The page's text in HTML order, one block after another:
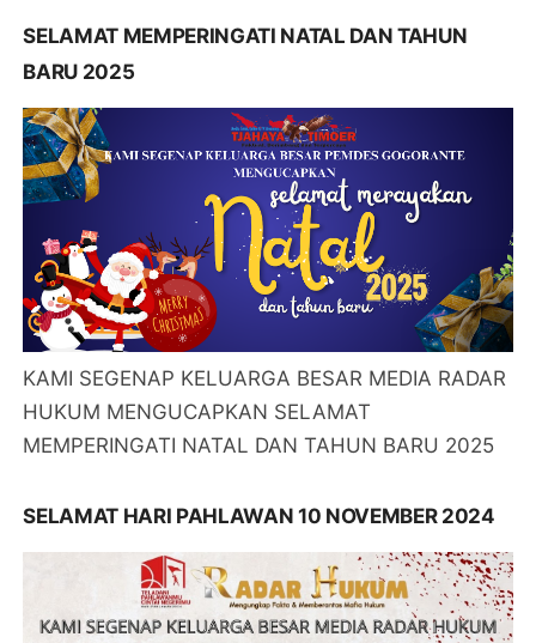
SELAMAT MEMPERINGATI NATAL DAN TAHUN
BARU 2025
KAMI SEGENAP KELUARGA BESAR MEDIA RADAR
HUKUM MENGUCAPKAN SELAMAT
MEMPERINGATI NATAL DAN TAHUN BARU 2025
SELAMAT HARI PAHLAWAN 10 NOVEMBER 2024